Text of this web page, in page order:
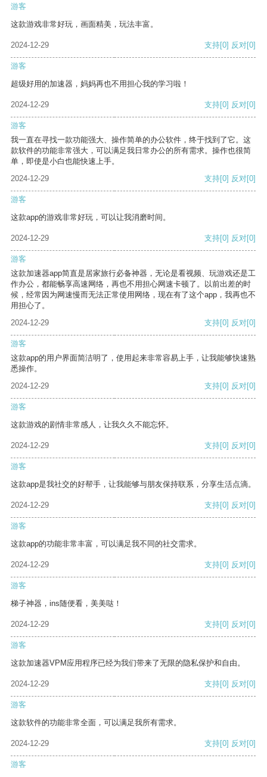
游客
这款游戏非常好玩，画面精美，玩法丰富。
2024-12-29 支持[0] 反对[0]
游客
超级好用的加速器，妈妈再也不用担心我的学习啦！
2024-12-29 支持[0] 反对[0]
游客
我一直在寻找一款功能强大、操作简单的办公软件，终于找到了它。这
款软件的功能非常强大，可以满足我日常办公的所有需求。操作也很简
单，即使是小白也能快速上手。
2024-12-29
支持[0] 反对[0]
游客
这款app的游戏非常好玩，可以让我消磨时间。
2024-12-29 支持[0] 反对[0]
游客
这款加速器app简直是居家旅行必备神器，无论是看视频、玩游戏还是工
作办公，都能畅享高速网络，再也不用担心网速卡顿了。以前出差的时
候，经常因为网速慢而无法正常使用网络，现在有了这个app，我再也不
用担心了。
2024-12-29
支持[0] 反对[0]
游客
这款app的用户界面简洁明了，使用起来非常容易上手，让我能够快速熟
悉操作。
2024-12-29
支持[0] 反对[0]
游客
这款游戏的剧情非常感人，让我久久不能忘怀。
2024-12-29 支持[0] 反对[0]
游客
这款app是我社交的好帮手，让我能够与朋友保持联系，分享生活点滴。
2024-12-29 支持[0] 反对[0]
游客
这款app的功能非常丰富，可以满足我不同的社交需求。
2024-12-29 支持[0] 反对[0]
游客
梯子神器，ins随便看，美美哒！
2024-12-29 支持[0] 反对[0]
游客
这款加速器VPM应用程序已经为我们带来了无限的隐私保护和自由。
2024-12-29 支持[0] 反对[0]
游客
这款软件的功能非常全面，可以满足我所有需求。
2024-12-29 支持[0] 反对[0]
游客